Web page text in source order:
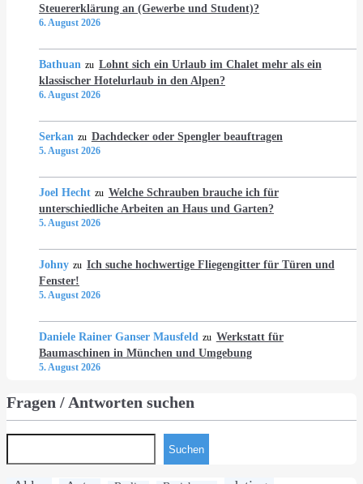
Steuererklärung an (Gewerbe und Student)?
6. August 2026
Bathuan zu Lohnt sich ein Urlaub im Chalet mehr als ein
klassischer Hotelurlaub in den Alpen?
6. August 2026
Serkan zu Dachdecker oder Spengler beauftragen
5. August 2026
Joel Hecht zu Welche Schrauben brauche ich für
unterschiedliche Arbeiten an Haus und Garten?
5. August 2026
Johny zu Ich suche hochwertige Fliegengitter für Türen und
Fenster!
5. August 2026
Daniele Rainer Ganser Mausfeld zu Werkstatt für
Baumaschinen in München und Umgebung
5. August 2026
Fragen / Antworten suchen
Suchen